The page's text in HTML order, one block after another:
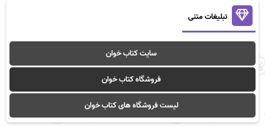
تبلیغات متنی
سایت کتاب خوان
فروشگاه کتاب خوان
لیست فروشگاه های کتاب خوان